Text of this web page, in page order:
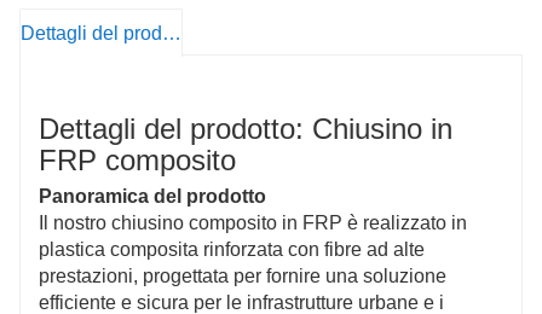
Superficie antiscivolo
sicurezza di pedoni e veicoli, soprattutto in condizioni
di bagnato.
Funzione di blocco
Il meccanismo di bloccaggio appositamente
progettato impedisce l'accesso non autorizzato al
tombino, aumentando la sicurezza e proteggendo le
strutture sotterranee e la pubblica sicurezza.
Dettagli del prodotto
Dettagli del prodotto: Chiusino in
FRP composito
Panoramica del prodotto
Il nostro chiusino composito in FRP è realizzato in
plastica composita rinforzata con fibre ad alte
prestazioni, progettata per fornire una soluzione
efficiente e sicura per le infrastrutture urbane e i